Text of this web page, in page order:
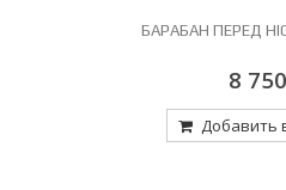
БАРАБАН ПЕРЕД
8 750
Добавить